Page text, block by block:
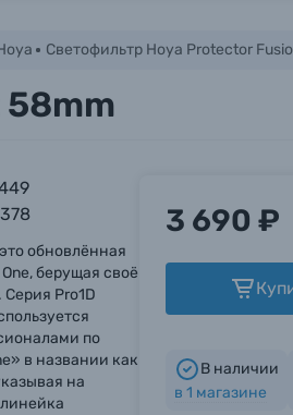
Светофильтр Hoya Protector
58mm
обновлённая
берущая своё
Серия Pro1D
по
в названии как
на
3 690 ₽
В наличии
в 1 магазине